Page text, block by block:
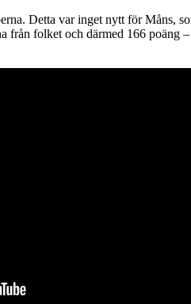
Detta var inget nytt för Måns,
folket och därmed 166